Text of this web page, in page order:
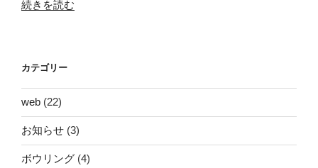
“2018
19-
23
日
オ
オ
続きを読む
カテゴリー
web (22)
お知らせ (3)
ボウリング (4)